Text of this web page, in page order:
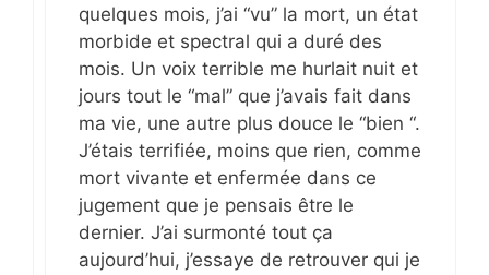
quelques mois, j’ai “vu” la mort, un état
morbide et spectral qui a duré des
mois. Un voix terrible me hurlait nuit et
jours tout le “mal” que j’avais fait dans
ma vie, une autre plus douce le “bien “.
J’étais terrifiée, moins que rien, comme
mort vivante et enfermée dans ce
jugement que je pensais être le
dernier. J’ai surmonté tout ça
aujourd’hui, j’essaye de retrouver qui je